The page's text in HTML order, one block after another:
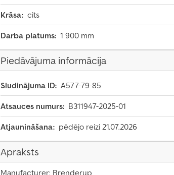
Krāsa: cits
Darba platums: 1 900 mm
Piedāvājuma informācija
Sludinājuma ID: A577-79-85
Atsauces numurs: B311947-2025-01
Atjaunināšana: pēdējo reizi 21.07.2026
Apraksts
Manufacturer: Brenderup